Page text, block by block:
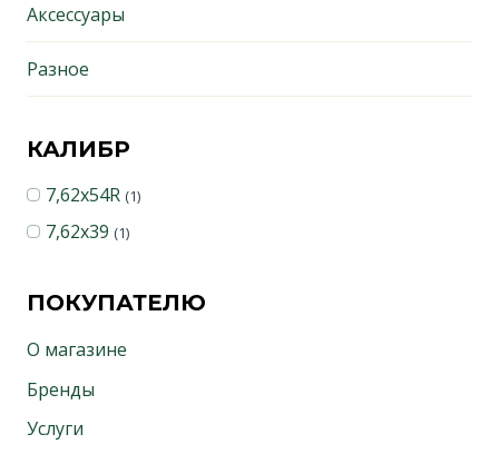
Аксессуары
Разное
КАЛИБР
7,62x54R (1)
7,62х39 (1)
ПОКУПАТЕЛЮ
О магазине
Бренды
Услуги